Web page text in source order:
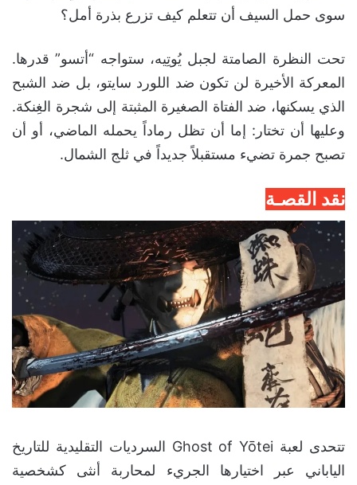
سوى حمل السيف أن تتعلم كيف تزرع بذرة أمل؟
تحت النظرة الصامتة لجبل يُوتِيه، ستواجه “أتسو” قدرها.
المعركة الأخيرة لن تكون ضد اللورد سايتو، بل ضد الشبح
الذي يسكنها، ضد الفتاة الصغيرة المثبتة إلى شجرة الغِنكة.
وعليها أن تختار: إما أن تظل رماداً يحمله الماضي، أو أن
تصبح جمرة تضيء مستقبلاً جديداً في ثلج الشمال.
نقد القصـة
تتحدى لعبة Ghost of Yōtei السرديات التقليدية للتاريخ
الياباني عبر اختيارها الجريء لمحاربة أنثى كشخصية